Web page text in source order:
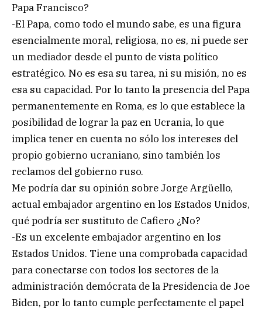
Papa Francisco?
-El Papa, como todo el mundo sabe, es una figura
esencialmente moral, religiosa, no es, ni puede ser
un mediador desde el punto de vista político
estratégico. No es esa su tarea, ni su misión, no es
esa su capacidad. Por lo tanto la presencia del Papa
permanentemente en Roma, es lo que establece la
posibilidad de lograr la paz en Ucrania, lo que
implica tener en cuenta no sólo los intereses del
propio gobierno ucraniano, sino también los
reclamos del gobierno ruso.
Me podría dar su opinión sobre Jorge Argüello,
actual embajador argentino en los Estados Unidos,
qué podría ser sustituto de Cafiero ¿No?
-Es un excelente embajador argentino en los
Estados Unidos. Tiene una comprobada capacidad
para conectarse con todos los sectores de la
administración demócrata de la Presidencia de Joe
Biden, por lo tanto cumple perfectamente el papel